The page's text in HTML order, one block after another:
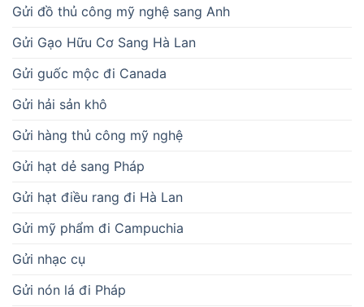
Gửi đồ thủ công mỹ nghệ sang Anh
Gửi Gạo Hữu Cơ Sang Hà Lan
Gửi guốc mộc đi Canada
Gửi hải sản khô
Gửi hàng thủ công mỹ nghệ
Gửi hạt dẻ sang Pháp
Gửi hạt điều rang đi Hà Lan
Gửi mỹ phẩm đi Campuchia
Gửi nhạc cụ
Gửi nón lá đi Pháp